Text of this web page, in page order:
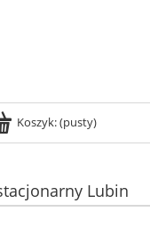
Koszyk:(pusty)
Lubin